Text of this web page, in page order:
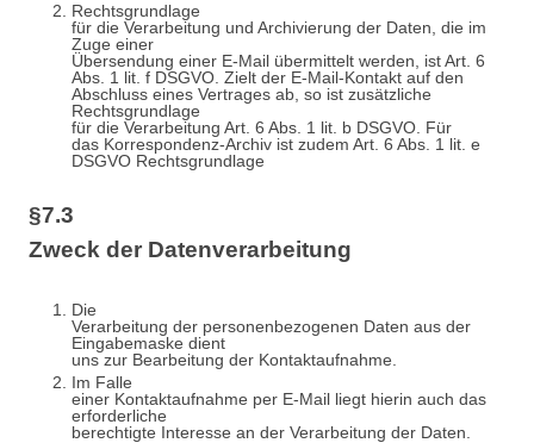
Rechtsgrundlage
für die Verarbeitung und Archivierung der Daten, die im
Zuge einer
Übersendung einer E-Mail übermittelt werden, ist Art. 6
Abs. 1 lit. f DSGVO. Zielt der E-Mail-Kontakt auf den
Abschluss eines Vertrages ab, so ist zusätzliche
Rechtsgrundlage
für die Verarbeitung Art. 6 Abs. 1 lit. b DSGVO. Für
das Korrespondenz-Archiv ist zudem Art. 6 Abs. 1 lit. e
DSGVO Rechtsgrundlage
§7.3
Zweck der Datenverarbeitung
Die
Verarbeitung der personenbezogenen Daten aus der
Eingabemaske dient
uns zur Bearbeitung der Kontaktaufnahme.
Im Falle
einer Kontaktaufnahme per E-Mail liegt hierin auch das
erforderliche
berechtigte Interesse an der Verarbeitung der Daten.